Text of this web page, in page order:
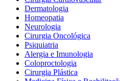
Dermatologia
Homeopatia
Neurologia
Cirurgia Oncológica
Psiquiatria
Alergia e Imunologia
Coloproctologia
Cirurgia Plástica